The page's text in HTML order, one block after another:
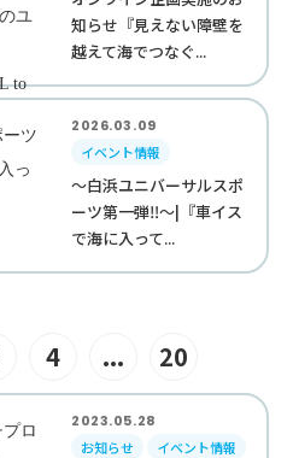
知らせ『見えない障壁を
越えて海でつなぐ...
2026.03.09
イベント情報
～白浜ユニバーサルスポ
ーツ第一弾‼︎～|『車イス
で海に入って...
4 ... 20
2023.05.28
お知らせ
イベント情報